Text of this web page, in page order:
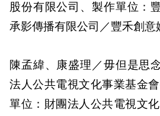
股份有限公司、製作單位：
承影傳播有限公司／豐禾創意
陳孟緯、康盛理／毋但是思
法人公共電視文化事業基金
單位：財團法人公共電視文